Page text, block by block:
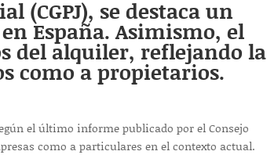
(CGPJ), se destaca un
España. Asimismo, el
del alquiler, reflejando la
como a propietarios.
el último informe publicado por el Consejo
como a particulares en el contexto actual.